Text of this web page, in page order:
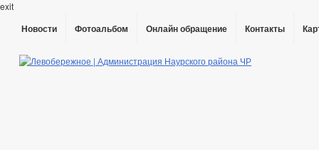
exit
Новости Фотоальбом Онлайн обращение Контакты